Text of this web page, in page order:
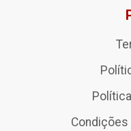
Condições